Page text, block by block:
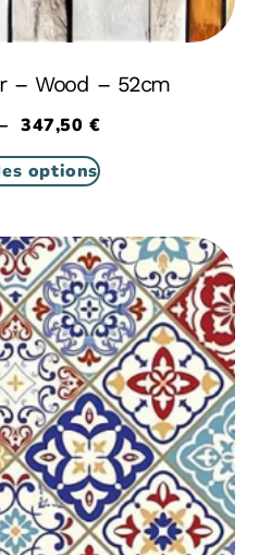
– Wood – 52cm
– 347,50€
options